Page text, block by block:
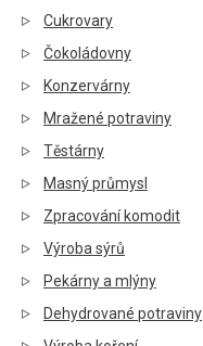
Cukrovary
Čokoládovny
Konzervárny
Mražené potraviny
Těstárny
Masný průmysl
Zpracování komodit
Výroba sýrů
Pekárny a mlýny
Dehydrované potraviny